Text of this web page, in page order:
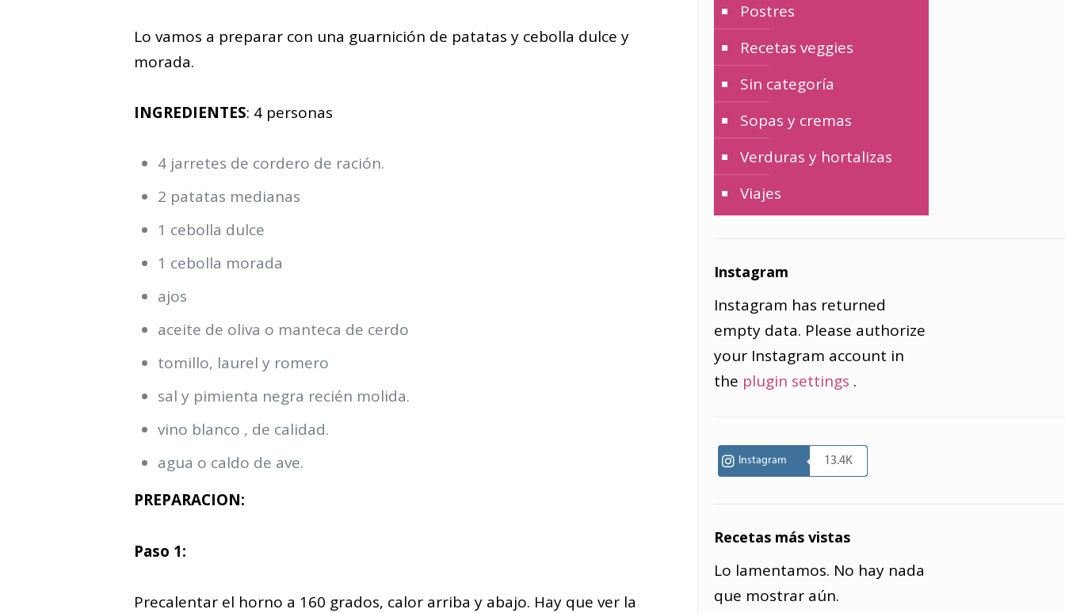
Lo vamos a preparar con una guarnición de patatas y cebolla dulce y
morada.
INGREDIENTES: 4 personas
4 jarretes de cordero de ración.
2 patatas medianas
1 cebolla dulce
1 cebolla morada
ajos
aceite de oliva o manteca de cerdo
tomillo, laurel y romero
sal y pimienta negra recién molida.
vino blanco , de calidad.
agua o caldo de ave.
PREPARACION:
Paso 1:
Precalentar el horno a 160 grados, calor arriba y abajo. Hay que ver la
Postres
Recetas veggies
Sin categoría
Sopas y cremas
Verduras y hortalizas
Viajes
Instagram
Instagram has returned
empty data. Please authorize
your Instagram account in
the plugin settings .
Instagram 13.4K
Recetas más vistas
Lo lamentamos. No hay nada
que mostrar aún.